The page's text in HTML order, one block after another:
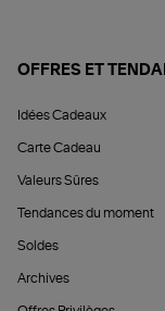
OFFRES ET
Idées Cadeaux
Carte Cadeau
Valeurs Sûres
Tendances du moment
Soldes
Archives